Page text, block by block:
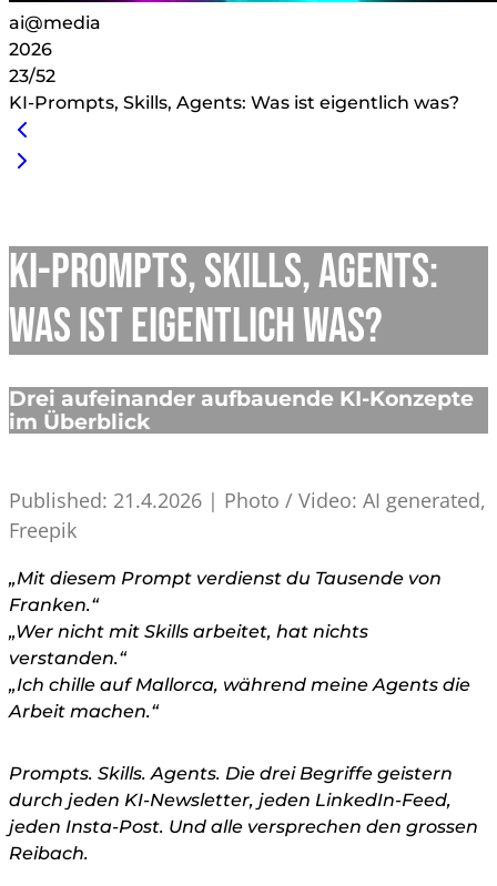
ai@media
2026
23/52
KI-Prompts, Skills, Agents: Was ist eigentlich was?
KI-Prompts, Skills, Agents:
Was ist eigentlich was?
Drei aufeinander aufbauende KI-Konzepte
im Überblick
Published: 21.4.2026 | Photo / Video: AI generated,
Freepik
„Mit diesem Prompt verdienst du Tausende von
Franken.“
„Wer nicht mit Skills arbeitet, hat nichts
verstanden.“
„Ich chille auf Mallorca, während meine Agents die
Arbeit machen.“
Prompts. Skills. Agents. Die drei Begriffe geistern
durch jeden KI-Newsletter, jeden LinkedIn-Feed,
jeden Insta-Post. Und alle versprechen den grossen
Reibach.